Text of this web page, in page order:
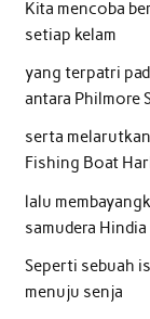
Kita mencoba
setiap kelam
yang terpatri
antara Philmore
serta
Fishing Boat
lalu
samudera
Seperti sebuah
menuju senja